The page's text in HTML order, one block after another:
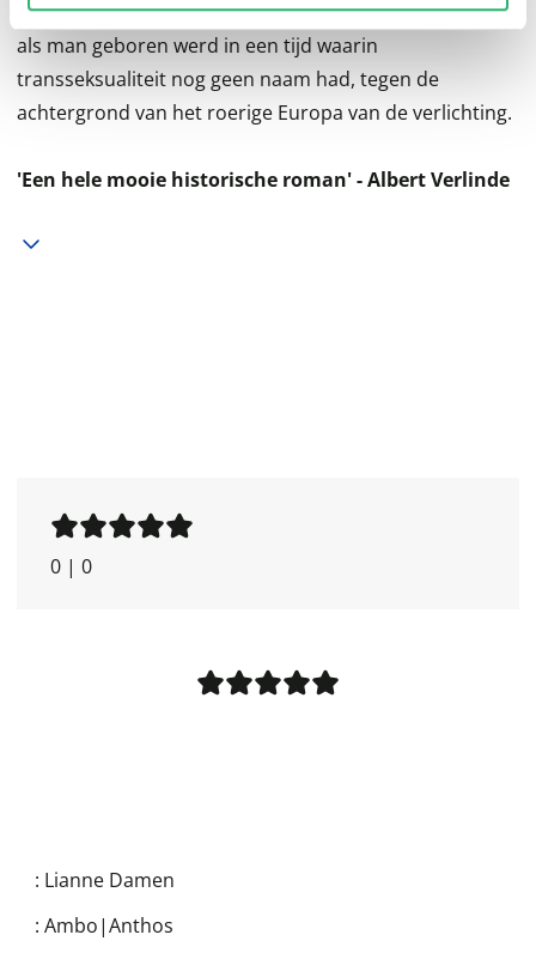
En gardeis het ongelooflijke verhaal van een vrouw die
als man geboren werd in een tijd waarin
transseksualiteit nog geen naam had, tegen de
achtergrond van het roerige Europa van de verlichting.
'Een hele mooie historische roman' - Albert Verlinde
0 | 0
: Lianne Damen
: Ambo|Anthos